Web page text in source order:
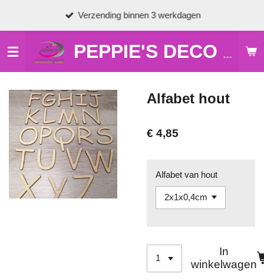
de
hoofdinhoud
PEPPIE'S DECO & HOBBY
Verzending binnen 3 werkdagen
Alfabet hout
€ 4,85
Alfabet van hout
In
winkelwagen